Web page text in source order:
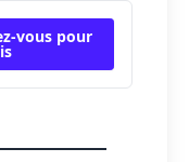
vous pour